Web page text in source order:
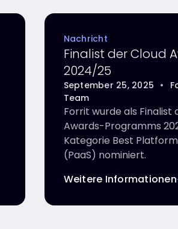
Nachricht
Finalist der Cloud
2024/25
September 25, 2025 •
Team
Forrit wurde als Finalist
Awards-Programms
Kategorie Best
(PaaS) nominiert.
Weitere Informationen